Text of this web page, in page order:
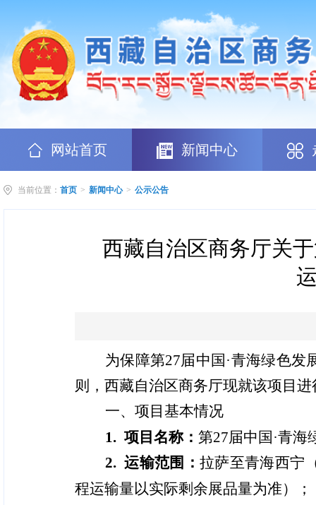
网站首页 新闻中心
当前位置： 首页 > 新闻中心 > 公示公告
西藏自治区商务厅关
为保障第27届中国·青海绿色
则，西藏自治区商务厅现就该项目
一、项目基本情况
1. 项目名称： 第27届中国·青
2. 运输范围：拉萨至青海西宁
程运输量以实际剩余展品量为准）；